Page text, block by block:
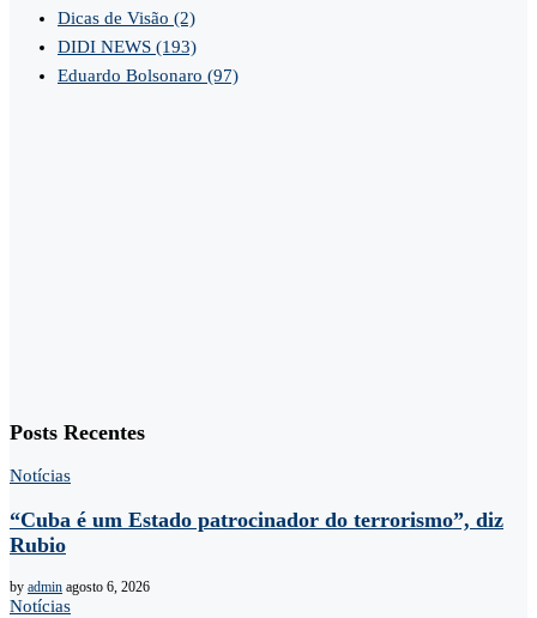
Dicas de Visão (2)
DIDI NEWS (193)
Eduardo Bolsonaro (97)
Posts Recentes
Notícias
“Cuba é um Estado patrocinador do terrorismo”, diz
Rubio
by admin agosto 6, 2026
Notícias